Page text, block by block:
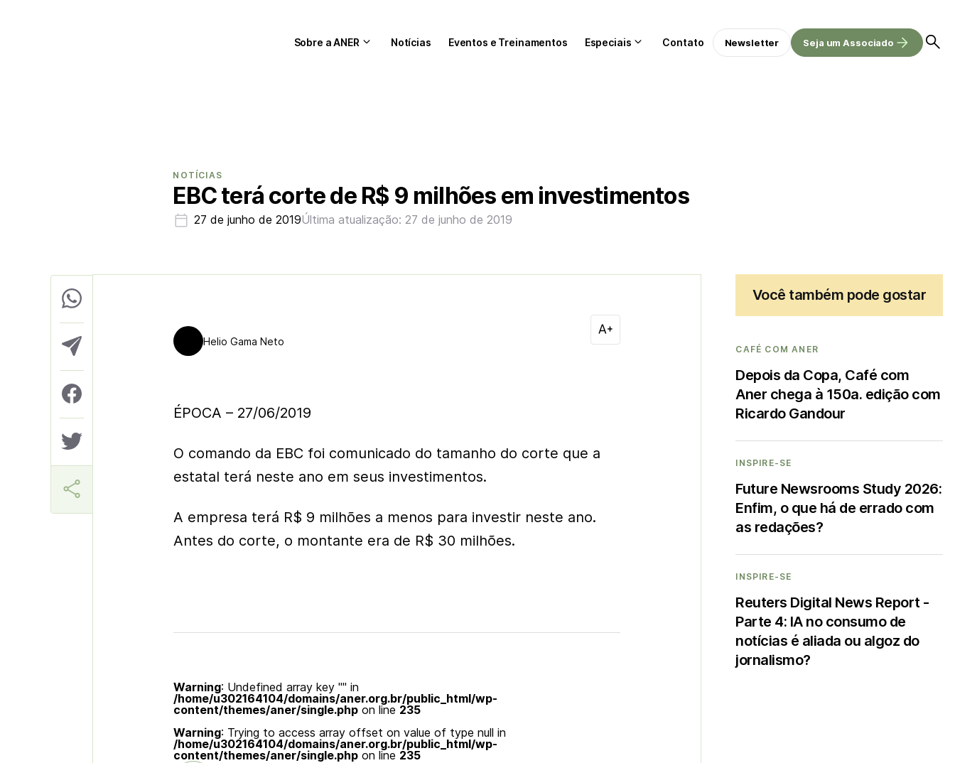
Sobre a ANER Notícias Eventos e Treinamentos Especiais Contato Newsletter Seja um Associado
NOTÍCIAS
EBC terá corte de R$ 9 milhões em investimentos
27 de junho de 2019Última atualização: 27 de junho de 2019
Helio Gama Neto
ÉPOCA – 27/06/2019
O comando da EBC foi comunicado do tamanho do corte que a
estatal terá neste ano em seus investimentos.
A empresa terá R$ 9 milhões a menos para investir neste ano.
Antes do corte, o montante era de R$ 30 milhões.
Warning: Undefined array key "" in
/home/u302164104/domains/aner.org.br/public_html/wp-
content/themes/aner/single.php on line 235
Warning: Trying to access array offset on value of type null in
/home/u302164104/domains/aner.org.br/public_html/wp-
content/themes/aner/single.php on line 235
Você também pode gostar
CAFÉ COM ANER
Depois da Copa, Café com
Aner chega à 150a. edição com
Ricardo Gandour
INSPIRE-SE
Future Newsrooms Study 2026:
Enfim, o que há de errado com
as redações?
INSPIRE-SE
Reuters Digital News Report -
Parte 4: IA no consumo de
notícias é aliada ou algoz do
jornalismo?